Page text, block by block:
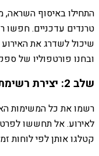
התחילו באיסוף השראה,
טרנדים עדכניים. חפשו
שיכול לשדרג את
ובחנו פורטפוליו של
שלב 2: יצירת רשימת משימות מקיפה
רשמו את כל המשימות
לאירוע. אל תחששו
קטלגו אותן לפי לוחות